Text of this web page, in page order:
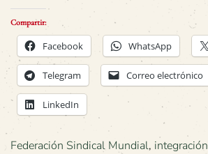
Compartir:
Facebook WhatsApp
Telegram Correo electrónico
LinkedIn
Federación Sindical Mundial, integración